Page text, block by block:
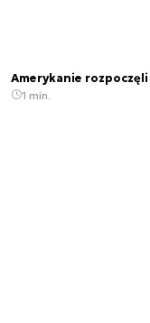
Amerykanie
1 min.